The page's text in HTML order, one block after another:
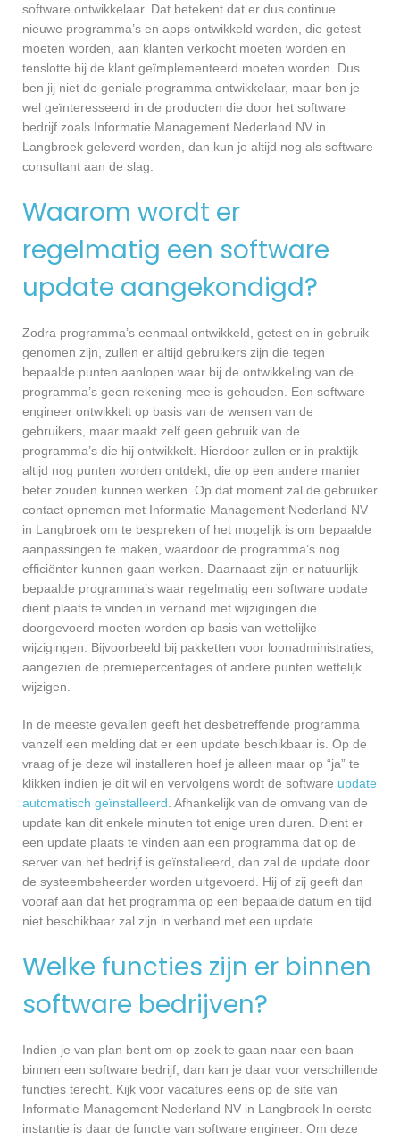
software ontwikkelaar. Dat betekent dat er dus continue
nieuwe programma’s en apps ontwikkeld worden, die getest
moeten worden, aan klanten verkocht moeten worden en
tenslotte bij de klant geïmplementeerd moeten worden. Dus
ben jij niet de geniale programma ontwikkelaar, maar ben je
wel geïnteresseerd in de producten die door het software
bedrijf zoals Informatie Management Nederland NV in
Langbroek geleverd worden, dan kun je altijd nog als software
consultant aan de slag.
Waarom wordt er
regelmatig een software
update aangekondigd?
Zodra programma’s eenmaal ontwikkeld, getest en in gebruik
genomen zijn, zullen er altijd gebruikers zijn die tegen
bepaalde punten aanlopen waar bij de ontwikkeling van de
programma’s geen rekening mee is gehouden. Een software
engineer ontwikkelt op basis van de wensen van de
gebruikers, maar maakt zelf geen gebruik van de
programma’s die hij ontwikkelt. Hierdoor zullen er in praktijk
altijd nog punten worden ontdekt, die op een andere manier
beter zouden kunnen werken. Op dat moment zal de gebruiker
contact opnemen met Informatie Management Nederland NV
in Langbroek om te bespreken of het mogelijk is om bepaalde
aanpassingen te maken, waardoor de programma’s nog
efficiënter kunnen gaan werken. Daarnaast zijn er natuurlijk
bepaalde programma’s waar regelmatig een software update
dient plaats te vinden in verband met wijzigingen die
doorgevoerd moeten worden op basis van wettelijke
wijzigingen. Bijvoorbeeld bij pakketten voor loonadministraties,
aangezien de premiepercentages of andere punten wettelijk
wijzigen.
In de meeste gevallen geeft het desbetreffende programma
vanzelf een melding dat er een update beschikbaar is. Op de
vraag of je deze wil installeren hoef je alleen maar op “ja” te
klikken indien je dit wil en vervolgens wordt de software update
automatisch geïnstalleerd . Afhankelijk van de omvang van de
update kan dit enkele minuten tot enige uren duren. Dient er
een update plaats te vinden aan een programma dat op de
server van het bedrijf is geïnstalleerd, dan zal de update door
de systeembeheerder worden uitgevoerd. Hij of zij geeft dan
vooraf aan dat het programma op een bepaalde datum en tijd
niet beschikbaar zal zijn in verband met een update.
Welke functies zijn er binnen
software bedrijven?
Indien je van plan bent om op zoek te gaan naar een baan
binnen een software bedrijf, dan kan je daar voor verschillende
functies terecht. Kijk voor vacatures eens op de site van
Informatie Management Nederland NV in Langbroek In eerste
instantie is daar de functie van software engineer. Om deze